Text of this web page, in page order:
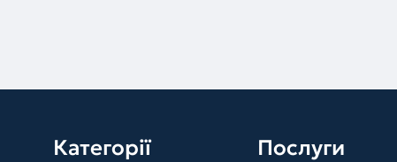
Категорії Послуги